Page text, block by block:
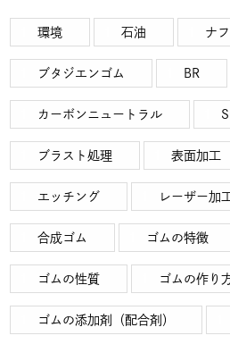
環境 石油 ナ
ブタジエンゴム BR
カーボンニュートラル
ブラスト処理 表面加工
エッチング レーザー加
合成ゴム ゴムの特徴
ゴムの性質 ゴムの作り
ゴムの添加剤（配合剤）